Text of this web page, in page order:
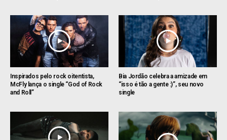
Inspirados pelo rock oitentista,
McFly lança o single “God of Rock
and Roll”
Bia Jordão celebra a amizade em
“isso é tão a gente :)”, seu novo
single